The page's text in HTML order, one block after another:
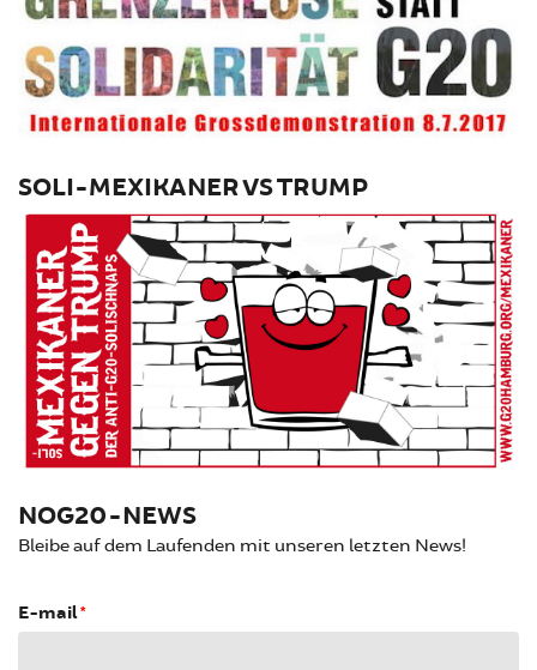
SOLI-MEXIKANER VS TRUMP
NOG20-NEWS
Bleibe auf dem Laufenden mit unseren letzten News!
E-mail*